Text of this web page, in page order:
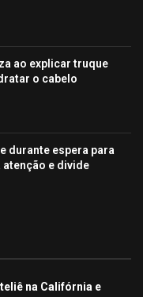
ao explicar truque
o cabelo
durante espera para
atenção e divide
na Califórnia e